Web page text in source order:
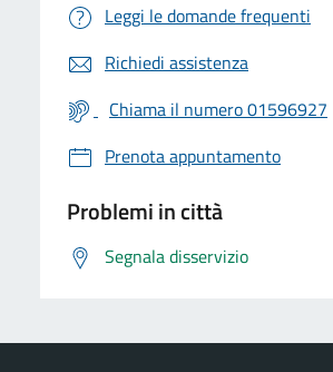
Leggi le domande frequenti
Richiedi assistenza
Chiama il numero 01596927
Prenota appuntamento
Problemi in città
Segnala disservizio